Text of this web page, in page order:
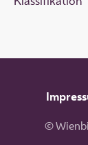
©